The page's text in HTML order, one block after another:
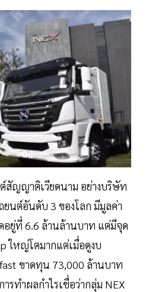
ญญาติเวียดนาม อย่างบริษัท
นต์อันดับ 3 ของโลก มีมูลค่า
อยู่ที่ 6.6 ล้านล้านบาท แต่มีจุด
ใหญ่โตมากแต่เมื่อดูงบ
ขาดทุน 73,000 ล้านบาท
รทำผลกำไรเชื่อว่ากลุ่ม NEX